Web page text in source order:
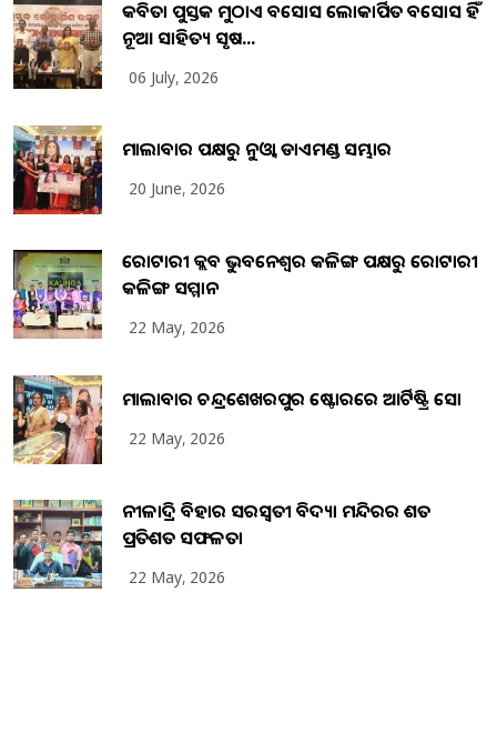
କବିତା ପୁସ୍ତକ ମୁଠାଏ ଅବସୋସ ଲୋକାର୍ପିତ ଅବସୋସ ହିଁ
ନୂଆ ସାହିତ୍ୟ ସୃଷ...
06 July, 2026
ମାଲାବାର ପକ୍ଷରୁ ନୁଓ୍ବା ଡାଏମଣ୍ଡ ସମ୍ଭାର
20 June, 2026
ରୋଟାରୀ କ୍ଲବ ଭୁବନେଶ୍ୱର କଳିଙ୍ଗ ପକ୍ଷରୁ ରୋଟାରୀ
କଳିଙ୍ଗ ସମ୍ମାନ
22 May, 2026
ମାଲାବାର ଚନ୍ଦ୍ରଶେଖରପୁର ଷ୍ଟୋରରେ ଆର୍ଟିଷ୍ଟ୍ରି ସୋ
22 May, 2026
ନୀଳାଦ୍ରି ବିହାର ସରସ୍ୱତୀ ବିଦ୍ୟା ମନ୍ଦିରର ଶତ
ପ୍ରତିଶତ ସଫଳତା
22 May, 2026